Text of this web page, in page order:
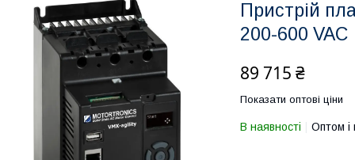
Пристрій
200-600 VAC
89 715 ₴
Показати оптові ціни
В наявності Оптом і